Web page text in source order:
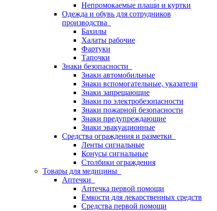
Непромокаемые плащи и куртки
Одежда и обувь для сотрудников
производства
Бахилы
Халаты рабочие
Фартуки
Тапочки
Знаки безопасности
Знаки автомобильные
Знаки вспомогательные, указатели
Знаки запрещающие
Знаки по электробезопасности
Знаки пожарной безопасности
Знаки предупреждающие
Знаки эвакуационные
Средства ограждения и разметки
Ленты сигнальные
Конусы сигнальные
Столбики ограждения
Товары для медицины
Аптечки
Аптечка первой помощи
Емкости для лекарственных средств
Средства первой помощи